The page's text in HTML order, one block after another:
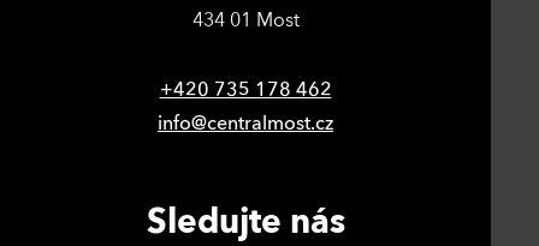
434 01 Most
+420 735 178 462
info@centralmost.cz
Sledujte nás